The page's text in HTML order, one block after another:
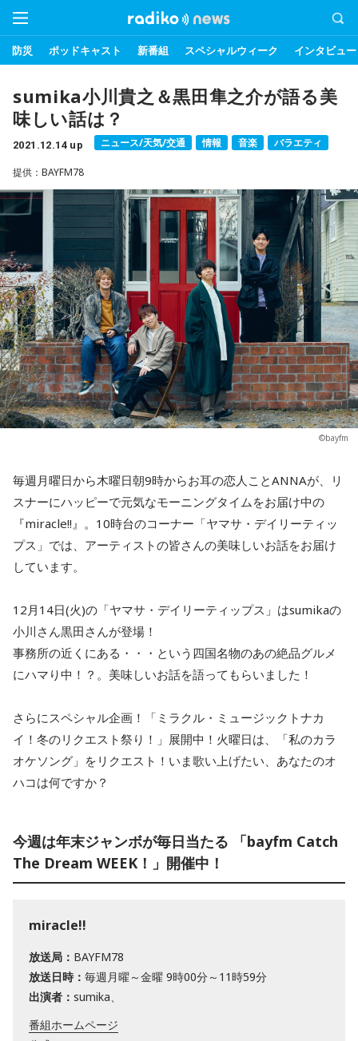
防災 ポッドキャスト 新番組 スペシャルウィーク インタビュー
sumika小川貴之＆黒田隼之介が語る美
味しい話は？
2021.12.14 up ニュース/天気/交通 情報 音楽 バラエティ
提供：BAYFM78
©bayfm
毎週月曜日から木曜日朝9時からお耳の恋人ことANNAが、リ
スナーにハッピーで元気なモーニングタイムをお届け中の
『miracle!!』。10時台のコーナー「ヤマサ・デイリーティッ
プス」では、アーティストの皆さんの美味しいお話をお届け
しています。
12月14日(火)の「ヤマサ・デイリーティップス」はsumikaの
小川さん黒田さんが登場！
事務所の近くにある・・・という四国名物のあの絶品グルメ
にハマり中！？。美味しいお話を語ってもらいました！
さらにスペシャル企画！「ミラクル・ミュージックトナカ
イ！冬のリクエスト祭り！」展開中！火曜日は、「私のカラ
オケソング」をリクエスト！いま歌い上げたい、あなたのオ
ハコは何ですか？
今週は年末ジャンボが毎日当たる 「bayfm Catch
The Dream WEEK！」開催中！
miracle!!
放送局： BAYFM78
放送日時： 毎週月曜～金曜 9時00分～11時59分
出演者： sumika、
番組ホームページ